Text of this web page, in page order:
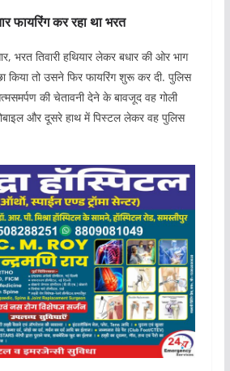
फायरिंग कर रहा था भरत
भरत तिवारी हथियार लेकर बधार की ओर भाग
किया तो उसने फिर फायरिंग शुरू कर दी. पुलिस
की चेतावनी देने के बावजूद वह गोली
और दूसरे हाथ में पिस्टल लेकर वह पुलिस